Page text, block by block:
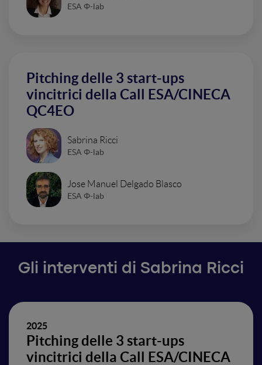
ESA Φ-lab
Pitching delle 3 start-ups
vincitrici della Call ESA/CINECA
QC4EO
Sabrina Ricci
ESA Φ-lab
Jose Manuel Delgado Blasco
ESA Φ-lab
Gli interventi di Sabrina Ricci
2025
Pitching delle 3 start-ups
vincitrici della Call ESA/CINECA